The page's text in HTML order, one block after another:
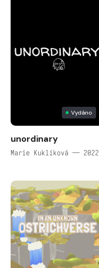
Vydáno
unordinary
Marie Kuklíková — 2022